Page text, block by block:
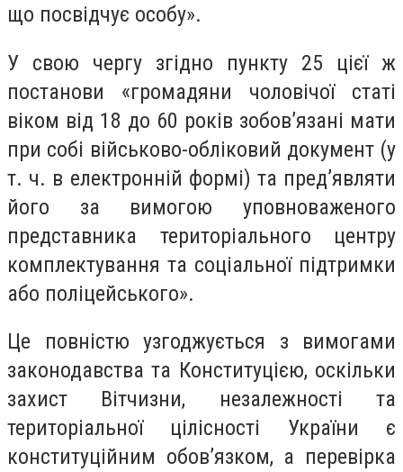
що посвідчує особу».
У свою чергу згідно пункту 25 цієї ж
постанови «громадяни чоловічої статі
віком від 18 до 60 років зобов’язані мати
при собі військово-обліковий документ (у
т. ч. в електронній формі) та пред’являти
його за вимогою уповноваженого
представника територіального центру
комплектування та соціальної підтримки
або поліцейського».
Це повністю узгоджується з вимогами
законодавства та Конституцією, оскільки
захист Вітчизни, незалежності та
територіальної цілісності України є
конституційним обов’язком, а перевірка